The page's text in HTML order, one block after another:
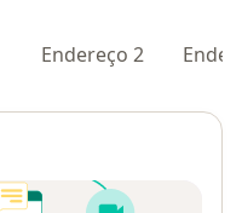
Endereço 2